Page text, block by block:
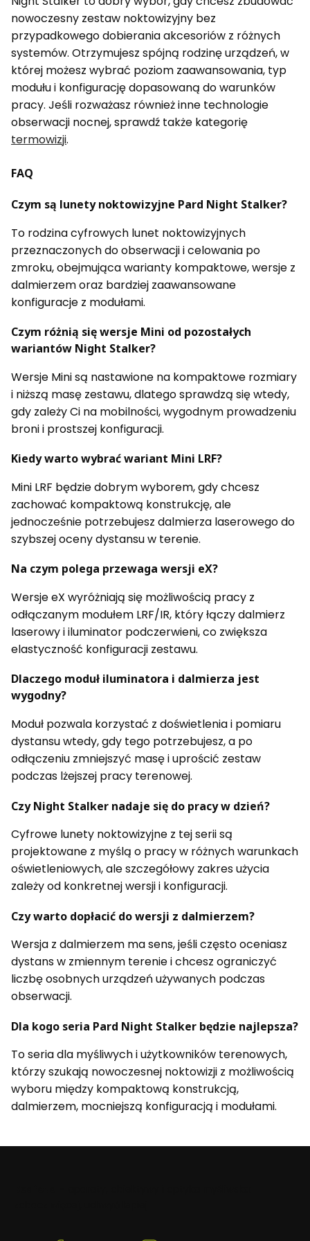
nowoczesny zestaw noktowizyjny bez
przypadkowego dobierania akcesoriów z różnych
systemów. Otrzymujesz spójną rodzinę urządzeń, w
której możesz wybrać poziom zaawansowania, typ
modułu i konfigurację dopasowaną do warunków
pracy. Jeśli rozważasz również inne technologie
obserwacji nocnej, sprawdź także kategorię
termowizji.
FAQ
Czym są lunety noktowizyjne Pard Night Stalker?
To rodzina cyfrowych lunet noktowizyjnych
przeznaczonych do obserwacji i celowania po
zmroku, obejmująca warianty kompaktowe, wersje z
dalmierzem oraz bardziej zaawansowane
konfiguracje z modułami.
Czym różnią się wersje Mini od pozostałych
wariantów Night Stalker?
Wersje Mini są nastawione na kompaktowe rozmiary
i niższą masę zestawu, dlatego sprawdzą się wtedy,
gdy zależy Ci na mobilności, wygodnym prowadzeniu
broni i prostszej konfiguracji.
Kiedy warto wybrać wariant Mini LRF?
Mini LRF będzie dobrym wyborem, gdy chcesz
zachować kompaktową konstrukcję, ale
jednocześnie potrzebujesz dalmierza laserowego do
szybszej oceny dystansu w terenie.
Na czym polega przewaga wersji eX?
Wersje eX wyróżniają się możliwością pracy z
odłączanym modułem LRF/IR, który łączy dalmierz
laserowy i iluminator podczerwieni, co zwiększa
elastyczność konfiguracji zestawu.
Dlaczego moduł iluminatora i dalmierza jest
wygodny?
Moduł pozwala korzystać z doświetlenia i pomiaru
dystansu wtedy, gdy tego potrzebujesz, a po
odłączeniu zmniejszyć masę i uprościć zestaw
podczas lżejszej pracy terenowej.
Czy Night Stalker nadaje się do pracy w dzień?
Cyfrowe lunety noktowizyjne z tej serii są
projektowane z myślą o pracy w różnych warunkach
oświetleniowych, ale szczegółowy zakres użycia
zależy od konkretnej wersji i konfiguracji.
Czy warto dopłacić do wersji z dalmierzem?
Wersja z dalmierzem ma sens, jeśli często oceniasz
dystans w zmiennym terenie i chcesz ograniczyć
liczbę osobnych urządzeń używanych podczas
obserwacji.
Dla kogo seria Pard Night Stalker będzie najlepsza?
To seria dla myśliwych i użytkowników terenowych,
którzy szukają nowoczesnej noktowizji z możliwością
wyboru między kompaktową konstrukcją,
dalmierzem, mocniejszą konfiguracją i modułami.